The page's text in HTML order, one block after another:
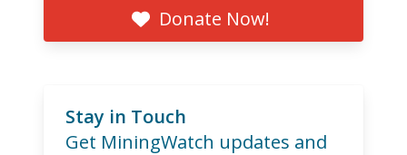
Donate Now!
Stay in Touch
Get MiningWatch updates and